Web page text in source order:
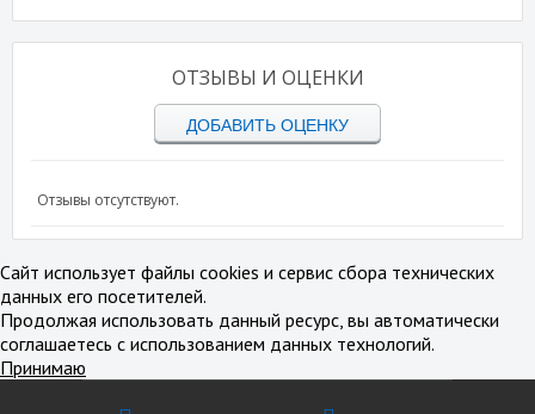
ОТЗЫВЫ И ОЦЕНКИ
ДОБАВИТЬ ОЦЕНКУ
Отзывы отсутствуют.
Сайт использует файлы cookies и сервис сбора технических
данных его посетителей.
Продолжая использовать данный ресурс, вы автоматически
соглашаетесь с использованием данных технологий.
Принимаю